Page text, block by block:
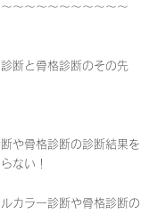
〜〜〜〜〜〜〜〜〜〜
断と骨格診断のその先
や骨格診断の診断結果を
ない！
カラー診断や骨格診断の